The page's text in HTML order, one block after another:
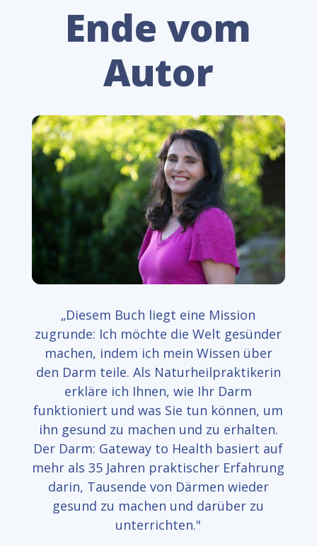
Ende vom
Autor
„Diesem Buch liegt eine Mission
zugrunde: Ich möchte die Welt gesünder
machen, indem ich mein Wissen über
den Darm teile. Als Naturheilpraktikerin
erkläre ich Ihnen, wie Ihr Darm
funktioniert und was Sie tun können, um
ihn gesund zu machen und zu erhalten.
Der Darm: Gateway to Health basiert auf
mehr als 35 Jahren praktischer Erfahrung
darin, Tausende von Därmen wieder
gesund zu machen und darüber zu
unterrichten."